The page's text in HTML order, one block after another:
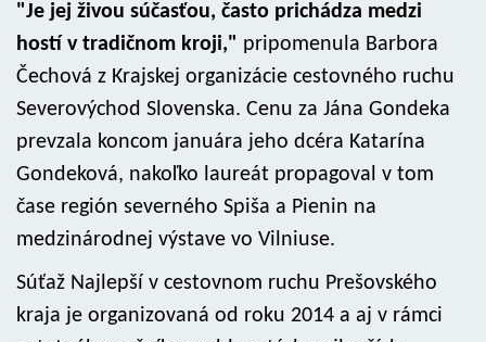
"Je jej živou súčasťou, často prichádza medzi
hostí v tradičnom kroji," pripomenula Barbora
Čechová z Krajskej organizácie cestovného ruchu
Severovýchod Slovenska. Cenu za Jána Gondeka
prevzala koncom januára jeho dcéra Katarína
Gondeková, nakoľko laureát propagoval v tom
čase región severného Spiša a Pienin na
medzinárodnej výstave vo Vilniuse.
Súťaž Najlepší v cestovnom ruchu Prešovského
kraja je organizovaná od roku 2014 a aj v rámci